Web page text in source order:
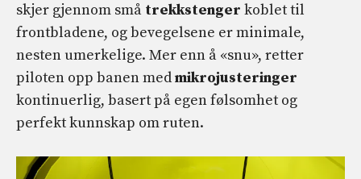
skjer gjennom små trekkstenger koblet til
frontbladene, og bevegelsene er minimale,
nesten umerkelige. Mer enn å «snu», retter
piloten opp banen medmikrojusteringer
kontinuerlig, basert på egen følsomhet og
perfekt kunnskap om ruten.